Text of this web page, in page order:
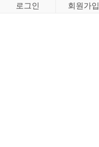
로그인
회원가입